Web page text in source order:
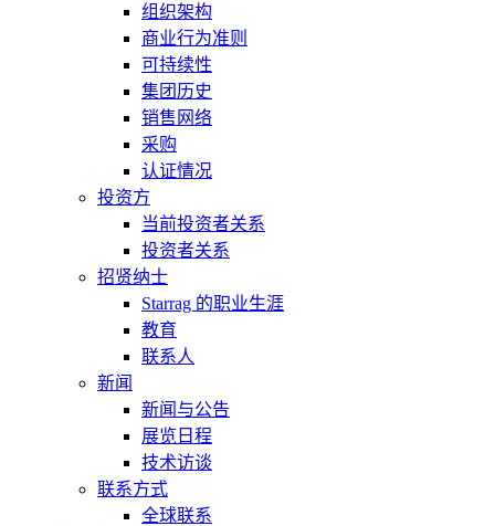
组织架构
商业行为准则
可持续性
集团历史
销售网络
采购
认证情况
投资方
当前投资者关系
投资者关系
招贤纳士
Starrag 的职业生涯
教育
联系人
新闻
新闻与公告
展览日程
技术访谈
联系方式
全球联系